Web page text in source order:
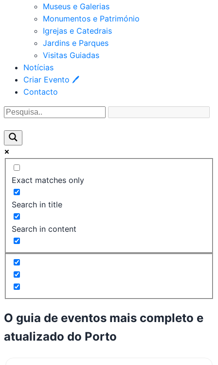
Museus e Galerias
Monumentos e Património
Igrejas e Catedrais
Jardins e Parques
Visitas Guiadas
Notícias
Criar Evento 🖊
Contacto
Exact matches only
Search in title
Search in content
O guia de eventos mais completo e
atualizado do Porto